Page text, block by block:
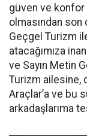
güven ve
olmasından
Geçgel Turizm
atacağımıza
ve Sayın Metin
Turizm ailesine,
Araçlar’a ve bu
arkadaşlarıma